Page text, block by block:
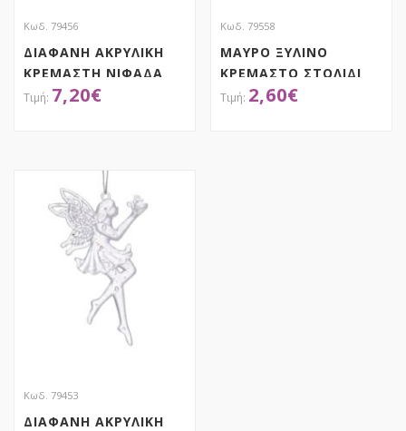
Κωδ. 79456
ΔΙΑΦΑΝΗ ΑΚΡΥΛΙΚΗ
ΚΡΕΜΑΣΤΗ ΝΙΦΑΔΑ
ΣΕΤ 6 12ΕΚ
7,20€
Κωδ. 79558
ΜΑΥΡΟ ΞΥΛΙΝΟ
ΚΡΕΜΑΣΤΟ ΣΤΟΛΙΔΙ
ΤΑΜΠΕΛΑ ΜΕ ΦΟΥΝΤΑ
2,60€
Κωδ. 79453
ΔΙΑΦΑΝΗ ΑΚΡΥΛΙΚΗ